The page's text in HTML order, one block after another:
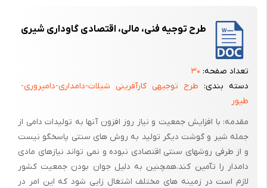
این گروه بهترین ترکیبات ایجاد طعم درفرآورده های گوشتی است که
اولاً : باعث اصلاح دربهبود طعم محصول می شود.
ثانیاً : دارای خاصیت باکتریواستاتیکی هستند.
درمصرف ادویه جات باید به این نکته توجه نمود که ان دسته که منشأ خاکی
یا زمینی دارند آلودگی میکروبی دارند که این آلودگی می تواند باعث فساد
محصول شود درنتیجه ضروری است که ازنوع استریل ادویه جات استفاده
نمود.
طرح توجیه فنی، مالی، اقتصادی گاوداری شیری
تعداد صفحه: ۳۰
دسته بندی: طرح توجیهی کارآفرینی شیلات-دامداری-دامپروری-
طیور
مقدمه: با افزایش جمعیت و نیاز روز افزون آنها به تولیدات دامی از
جمله شیر و گوشت دیگر تولید به روش های سنتی پاسخگو نیست
و از طرفی روشهای سنتی اقتصادی نبوده و نمی تواند نیازهای مادی
دامدار را تآمین کند.همچنین به دلیل جوان بودن جمعیت کشور
لازم است در زمینه های مختلف اشتغال زایی شود که این امر در